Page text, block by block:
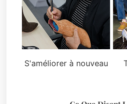
S'améliorer à nouveau